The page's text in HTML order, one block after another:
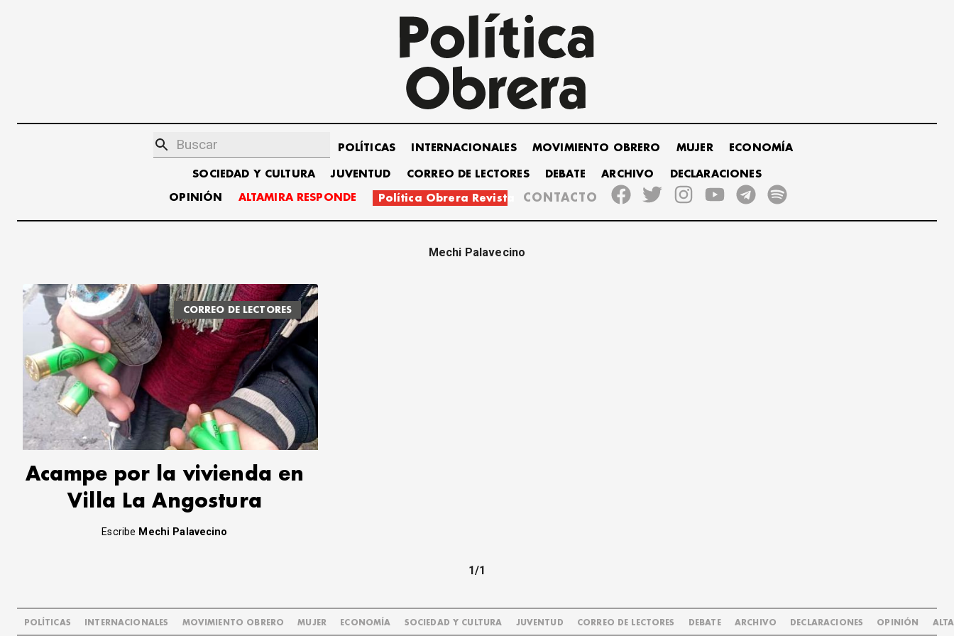
POLÍTICAS INTERNACIONALES MOVIMIENTO OBRERO MUJER ECONOMÍA
SOCIEDAD Y CULTURA JUVENTUD CORREO DE LECTORES DEBATE ARCHIVO DECLARACIONES
OPINIÓN ALTAMIRA RESPONDE Política Obrera Revista CONTACTO
Mechi Palavecino
CORREO DE LECTORES
Acampe por la vivienda en
Villa La Angostura
Escribe Mechi Palavecino
1/1
POLÍTICAS INTERNACIONALES MOVIMIENTO OBRERO MUJER ECONOMÍA SOCIEDAD Y CULTURA JUVENTUD CORREO DE LECTORES DEBATE ARCHIVO DECLARACIONES OPINIÓN